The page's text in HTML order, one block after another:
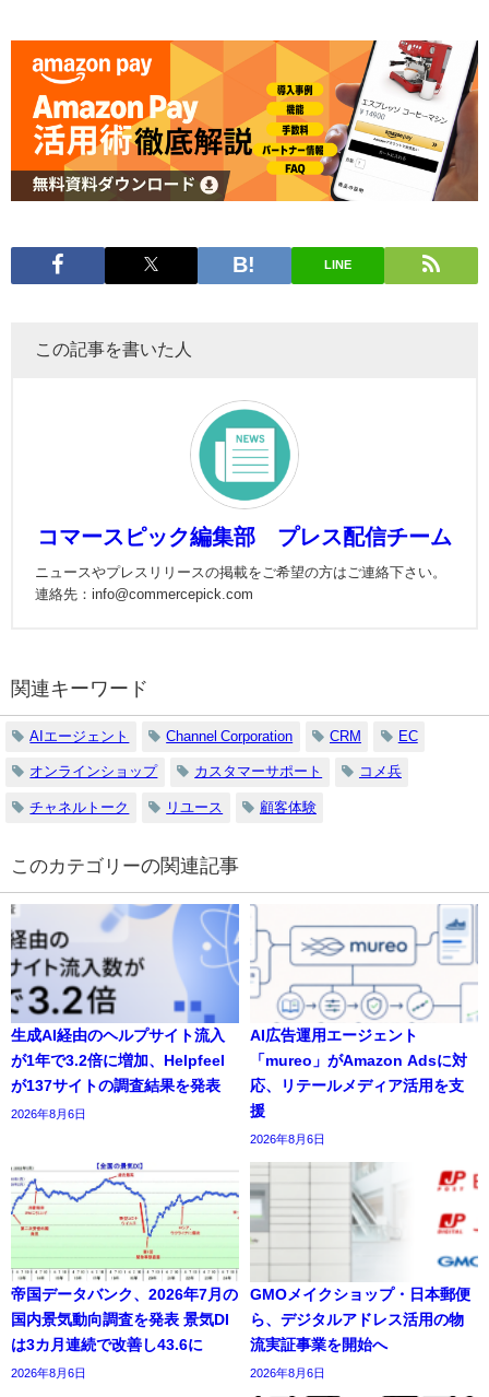
LINE
この記事を書いた人
コマースピック編集部 プレス配信チーム
ニュースやプレスリリースの掲載をご希望の方はご連絡下さい。
連絡先：info@commercepick.com
関連キーワード
AIエージェント Channel Corporation CRM EC
オンラインショップ カスタマーサポート コメ兵
チャネルトーク リユース 顧客体験
の関連記事
生成AI経由のヘルプサイト流入
が1年で3.2倍に増加、Helpfeel
が137サイトの調査結果を発表
2026年8月6日
AI広告運用エージェント
「mureo」がAmazon Adsに対
応、リテールメディア活用を支
援
2026年8月6日
帝国データバンク、2026年7月の
国内景気動向調査を発表 景気DI
は3カ月連続で改善し43.6に
2026年8月6日
GMOメイクショップ・日本郵便
ら、デジタルアドレス活用の物
流実証事業を開始へ
2026年8月6日